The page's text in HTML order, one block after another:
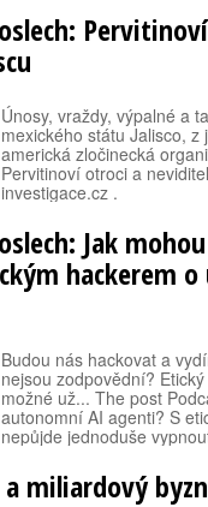
Únosy, vraždy, výpalné a
mexického státu Jalisco,
americká zločinecká
Pervitinoví otroci a
investigace.cz .
Jak
hackerem
Budou nás hackovat a
nejsou zodpovědní?
možné už... The post
autonomní AI agenti? S
nepůjde jednoduše
a miliardový